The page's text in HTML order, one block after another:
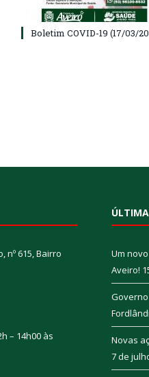
Boletim COVID-19 (17/03/
nº 615, Bairro
– 14h00 às
Um
Aveiro!
Novas
7 de